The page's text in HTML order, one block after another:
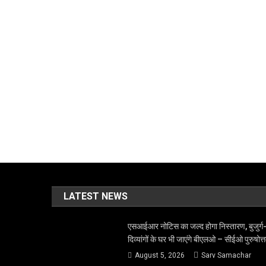
LATEST NEWS
एसआईआर नोटिस का जल्द होगा निस्तारण, बुजुर्ग-
दिव्यांगों के घर भी जाएंगे बीएलओ – सीईओ
August 5, 2026 Sarv Samachar